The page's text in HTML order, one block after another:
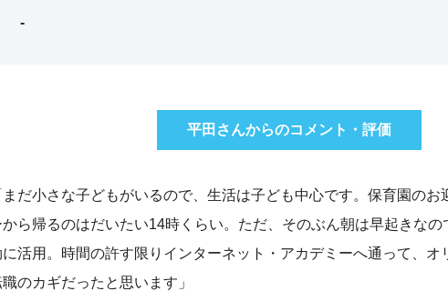
-
平田さんからのコメント・評価
まだ小さな子どもがいるので、生活は子ども中心です。保育園の
から帰るのはだいたい14時くらい。ただ、そのぶん朝は早起きな
に活用。時間の許す限りインターネット・アカデミーへ通って、オ
のカギだったと思います」